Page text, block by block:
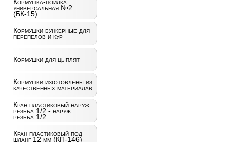
универсальная №2
(БК-15)
Кормушки бункерные для
перепелов и кур
Кормушки для цыплят
Кормушки изготовлены из
качественных материалав
Кран пластиковый наруж.
резьба 1/2 - наруж.
резьба 1/2
Кран пластиковый под
шланг 12 мм (КП-146)